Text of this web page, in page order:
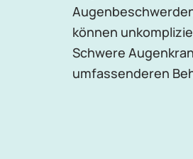
können
Schwere
umfassenderen